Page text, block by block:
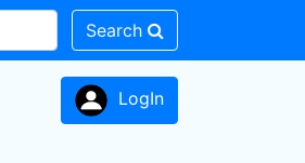
Search
LogIn